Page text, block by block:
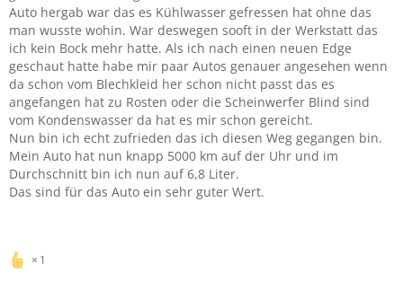
Auto hergab war das es Kühlwasser gefressen hat ohne das
man wusste wohin. War deswegen sooft in der Werkstatt das
ich kein Bock mehr hatte. Als ich nach einen neuen Edge
geschaut hatte habe mir paar Autos genauer angesehen wenn
da schon vom Blechkleid her schon nicht passt das es
angefangen hat zu Rosten oder die Scheinwerfer Blind sind
vom Kondenswasser da hat es mir schon gereicht.
Nun bin ich echt zufrieden das ich diesen Weg gegangen bin.
Mein Auto hat nun knapp 5000 km auf der Uhr und im
Durchschnitt bin ich nun auf 6,8 Liter.
Das sind für das Auto ein sehr guter Wert.
1